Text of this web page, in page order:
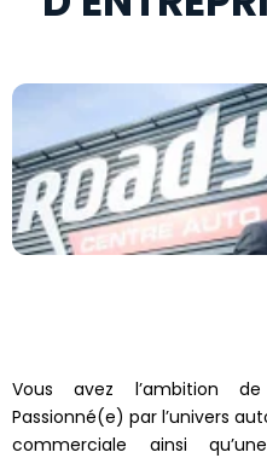
Vous avez l’ambition
Passionné(e) par l’univers
commerciale ainsi